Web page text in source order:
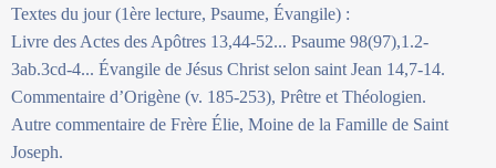
Textes du jour (1ère lecture, Psaume, Évangile) :
Livre des Actes des Apôtres 13,44-52... Psaume 98(97),1.2-
3ab.3cd-4... Évangile de Jésus Christ selon saint Jean 14,7-14.
Commentaire d’Origène (v. 185-253), Prêtre et Théologien.
Autre commentaire de Frère Élie, Moine de la Famille de Saint
Joseph.